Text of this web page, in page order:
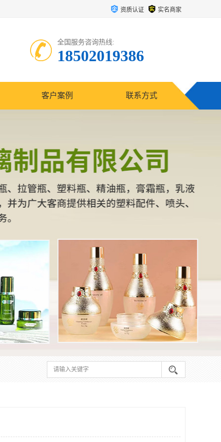
资质认证 实名商家
全国服务咨询热线:
18502019386
客户案例 联系方式